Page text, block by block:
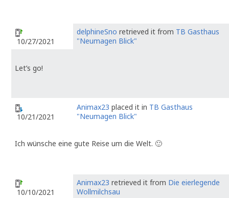
10/27/2021
delphineSno retrieved it from TB Gasthaus
"Neumagen Blick"
Let’s go!
10/21/2021
Animax23 placed it in TB Gasthaus
"Neumagen Blick"
Ich wünsche eine gute Reise um die Welt. 🙂
10/10/2021
Animax23 retrieved it from Die eierlegende
Wollmilchsau